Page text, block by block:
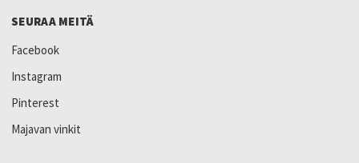
SEURAA MEITÄ
Facebook
Instagram
Pinterest
Majavan vinkit